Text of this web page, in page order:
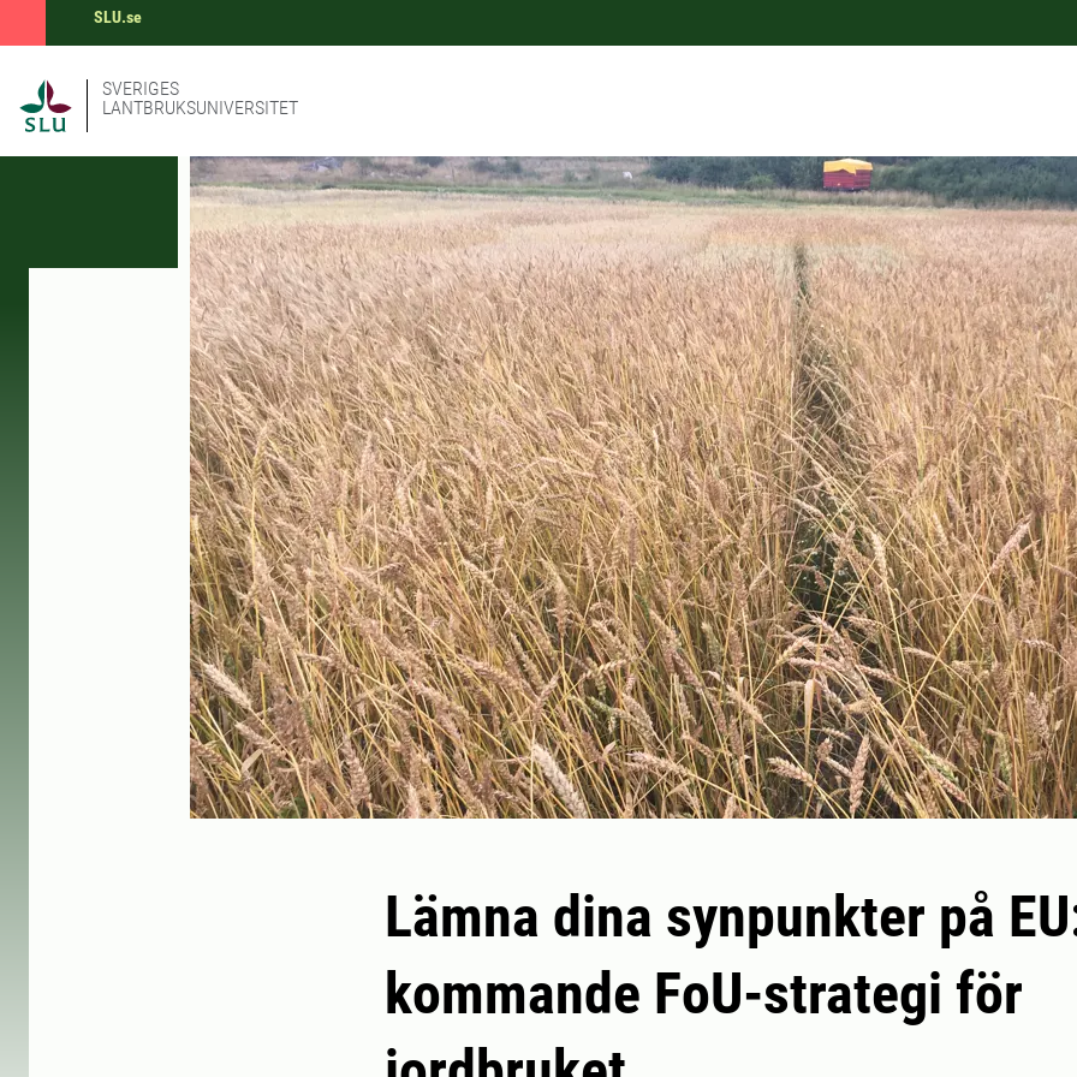
SLU.se
SVERIGES
LANTBRUKSUNIVERSITET
Lämna dina synpunkter på
kommande FoU-strategi för